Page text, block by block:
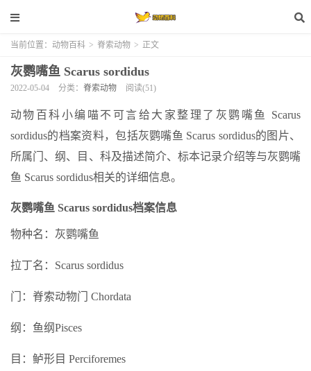
当前位置： 动物百科 > 脊索动物 > 正文
灰鹦嘴鱼 Scarus sordidus
2022-05-04 分类： 脊索动物 阅读(51)
动物百科小编喵不可言给大家整理了灰鹦嘴鱼 Scarus
sordidus的档案资料，包括灰鹦嘴鱼 Scarus sordidus的图片、
所属门、纲、目、科及描述简介、标本记录介绍等与灰鹦嘴
鱼 Scarus sordidus相关的详细信息。
灰鹦嘴鱼 Scarus sordidus档案信息
物种名：灰鹦嘴鱼
拉丁名：Scarus sordidus
门：脊索动物门 Chordata
纲：鱼纲Pisces
目：鲈形目 Perciforemes